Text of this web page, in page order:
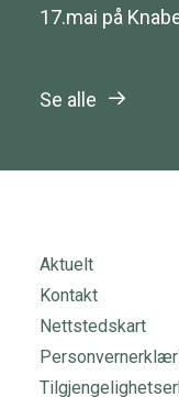
17.mai på
Se alle
Aktuelt
Kontakt
Nettstedskart